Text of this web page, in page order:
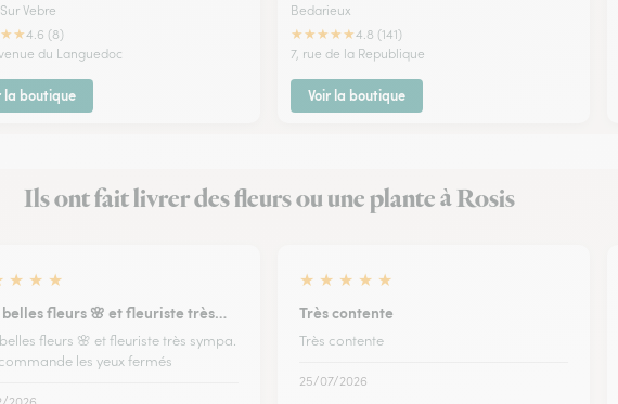
Vebre
★★4.6 (8)
du Languedoc
la boutique
Bedarieux
★★★★★4.8 (141)
7, rue de la Republique
Voir la boutique
Ils ont fait livrer des fleurs ou une plante à Rosis
★ ★ ★
belles fleurs 🌸 et fleuriste très…
fleurs 🌸 et fleuriste très sympa.
les yeux fermés
2026
★ ★ ★ ★ ★
Très contente
Très contente
25/07/2026